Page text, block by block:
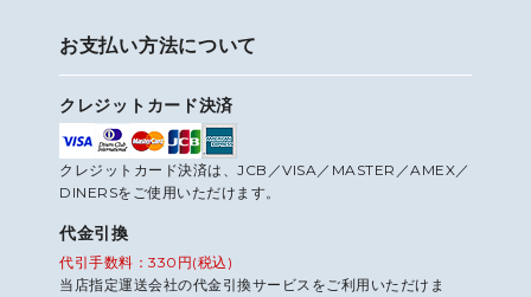
お支払い方法について
クレジットカード決済
クレジットカード決済は、JCB／VISA／MASTER／AMEX／
DINERSをご使用いただけます。
代金引換
代引手数料：330円(税込)
当店指定運送会社の代金引換サービスをご利用いただけま